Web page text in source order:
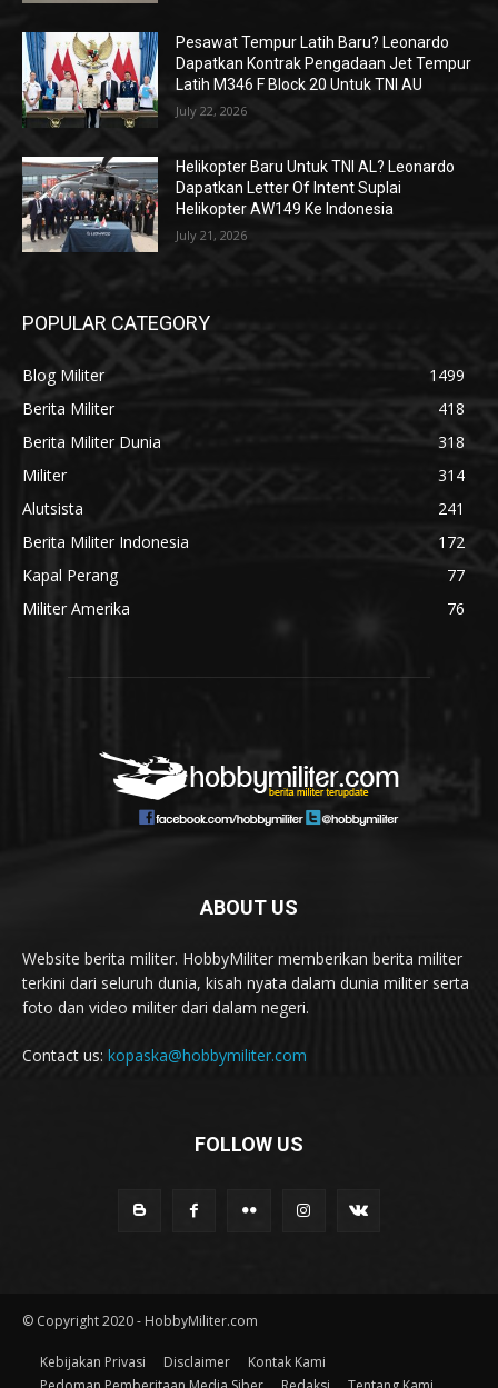
Pesawat Tempur Latih Baru? Leonardo
Dapatkan Kontrak Pengadaan Jet Tempur
Latih M346 F Block 20 Untuk TNI AU
July 22, 2026
Helikopter Baru Untuk TNI AL? Leonardo
Dapatkan Letter Of Intent Suplai
Helikopter AW149 Ke Indonesia
July 21, 2026
POPULAR CATEGORY
Blog Militer
1499
Berita Militer
418
Berita Militer Dunia
318
Militer
314
Alutsista
241
Berita Militer Indonesia
172
Kapal Perang
77
Militer Amerika
76
ABOUT US
Website berita militer. HobbyMiliter memberikan berita militer
terkini dari seluruh dunia, kisah nyata dalam dunia militer serta
foto dan video militer dari dalam negeri.
Contact us: kopaska@hobbymiliter.com
FOLLOW US
© Copyright 2020 - HobbyMiliter.com
Kebijakan Privasi Disclaimer
Kontak Kami